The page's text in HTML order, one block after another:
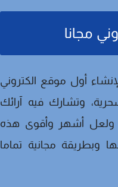
مجانا
أول موقع الكتروني
وتشارك فيه آرائك
ولعل أشهر وأقوى هذه
مجانية تماما